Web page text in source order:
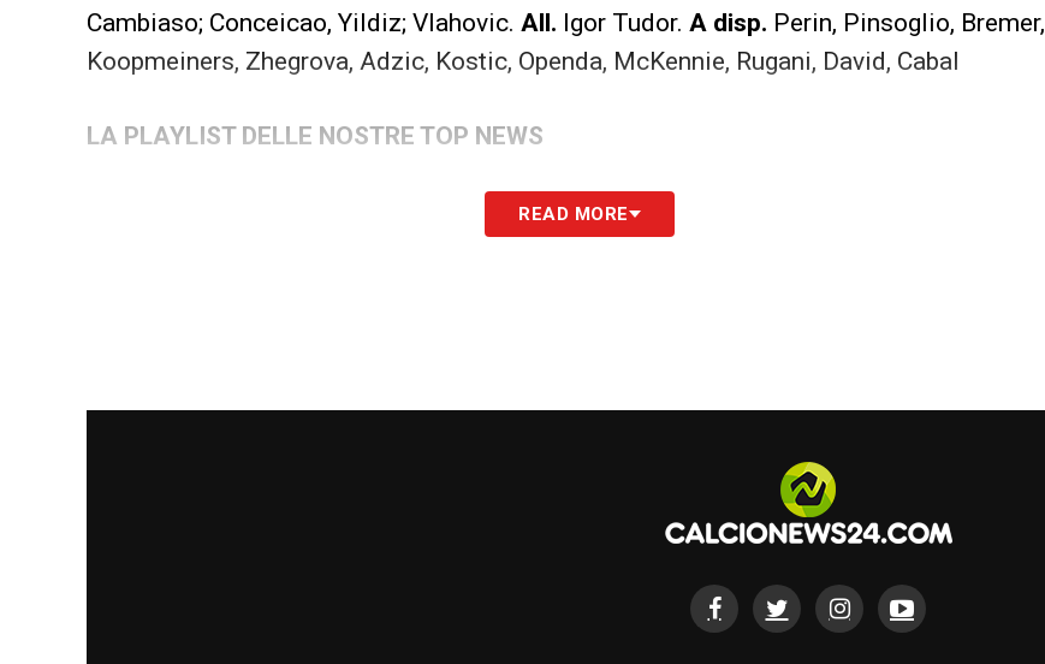
Cambiaso; Conceicao, Yildiz; Vlahovic. All. Igor Tudor. A disp. Perin, Pinsoglio, Bremer,
Koopmeiners, Zhegrova, Adzic, Kostic, Openda, McKennie, Rugani, David, Cabal
LA PLAYLIST DELLE NOSTRE TOP NEWS
READ MORE